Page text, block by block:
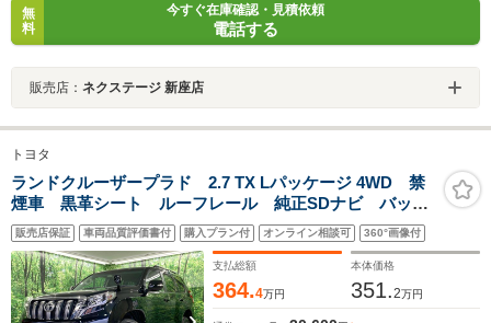
無
料
今すぐ在庫確認・見積依頼
電話する
販売店： ネクステージ 新座店
トヨタ
ランドクルーザープラド 2.7 TX Lパッケージ 4WD 禁
煙車 黒革シート ルーフレール 純正SDナビ バック
カメラ パワーシート シートヒーター LEDヘッドラ
ンプ クルーズコントロール 純正17インチアルミ 左
右独立温度調整オートエアコン 4WD
販売店保証 車両品質評価書付 購入プラン付 オンライン相談可 360°画像付
支払総額
364.4万円
本体価格
351.2万円